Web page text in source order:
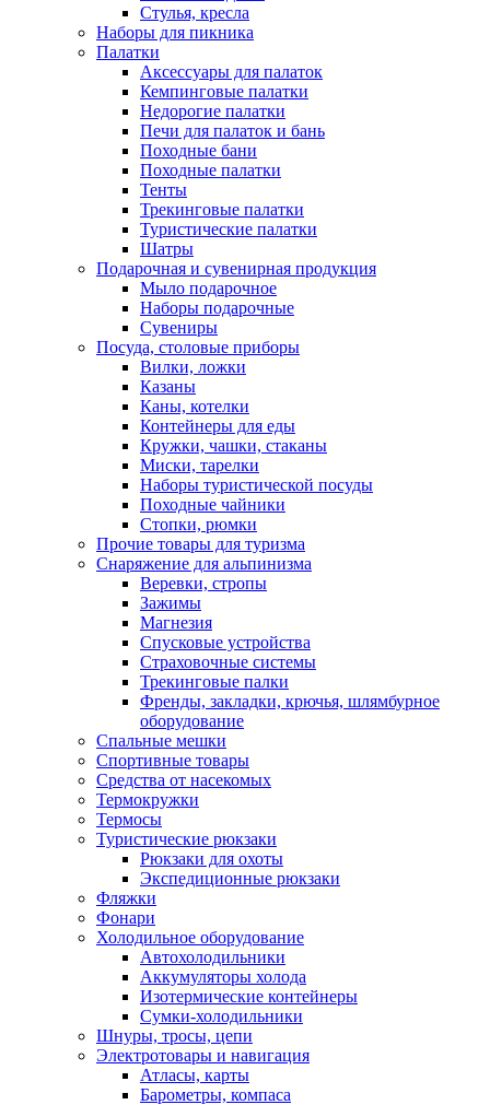
Стулья, кресла
Наборы для пикника
Палатки
Аксессуары для палаток
Кемпинговые палатки
Недорогие палатки
Печи для палаток и бань
Походные бани
Походные палатки
Тенты
Трекинговые палатки
Туристические палатки
Шатры
Подарочная и сувенирная продукция
Мыло подарочное
Наборы подарочные
Сувениры
Посуда, столовые приборы
Вилки, ложки
Казаны
Каны, котелки
Контейнеры для еды
Кружки, чашки, стаканы
Миски, тарелки
Наборы туристической посуды
Походные чайники
Стопки, рюмки
Прочие товары для туризма
Снаряжение для альпинизма
Веревки, стропы
Зажимы
Магнезия
Спусковые устройства
Страховочные системы
Трекинговые палки
Френды, закладки, крючья, шлямбурное
оборудование
Спальные мешки
Спортивные товары
Средства от насекомых
Термокружки
Термосы
Туристические рюкзаки
Рюкзаки для охоты
Экспедиционные рюкзаки
Фляжки
Фонари
Холодильное оборудование
Автохолодильники
Аккумуляторы холода
Изотермические контейнеры
Сумки-холодильники
Шнуры, тросы, цепи
Электротовары и навигация
Атласы, карты
Барометры, компаса